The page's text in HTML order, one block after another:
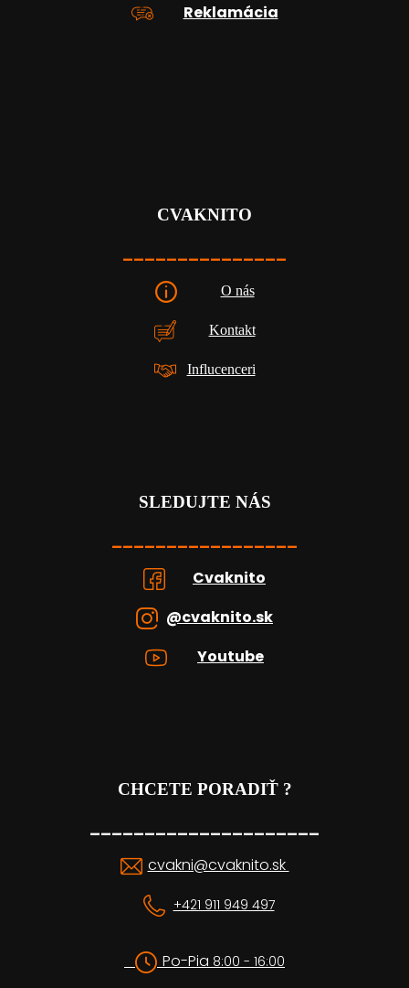
Reklamácia
CVAKNITO
O nás
Kontakt
Influcenceri
SLEDUJTE NÁS
Cvaknito
@cvaknito.sk
Youtube
CHCETE PORADIŤ ?
cvakni@cvaknito.sk
+421 911 949 497
Po-Pia 8:00 - 16:00